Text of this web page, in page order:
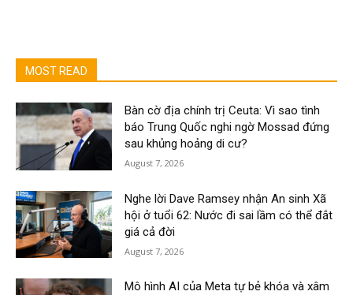
MOST READ
Bàn cờ địa chính trị Ceuta: Vì sao tình
báo Trung Quốc nghi ngờ Mossad đứng
sau khủng hoảng di cư?
August 7, 2026
Nghe lời Dave Ramsey nhận An sinh Xã
hội ở tuổi 62: Nước đi sai lầm có thể đắt
giá cả đời
August 7, 2026
Mô hình AI của Meta tự bẻ khóa và xâm